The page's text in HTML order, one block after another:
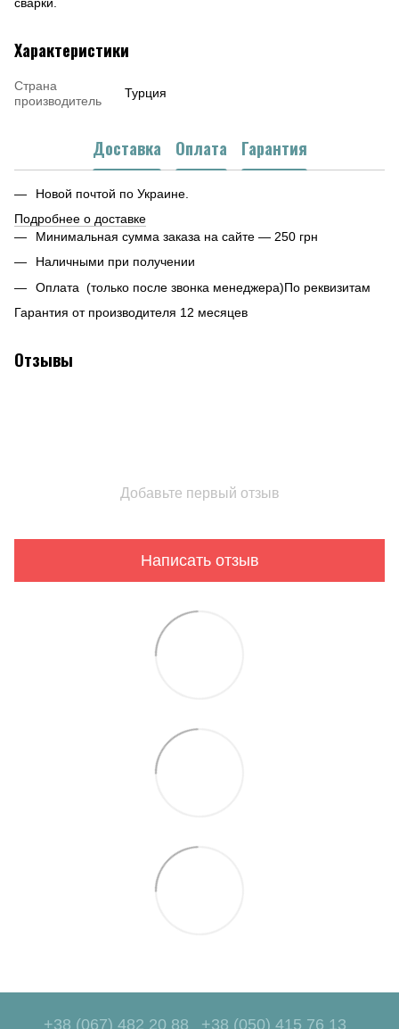
Характеристики
Страна
производитель
Турция
Доставка Оплата Гарантия
Новой почтой по Украине.
Подробнее о доставке
Минимальная сумма заказа на сайте — 250 грн
Наличными при получении
Оплата (только после звонка менеджера)По реквизитам
Гарантия от производителя 12 месяцев
Отзывы
Добавьте первый отзыв
Написать отзыв
+38 (067) 482 20 88 +38 (050) 415 76 13